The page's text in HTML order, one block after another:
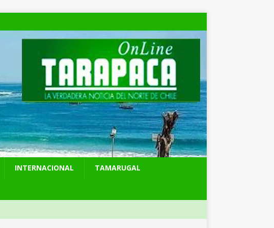
INTERNACIONAL TAMARUGAL